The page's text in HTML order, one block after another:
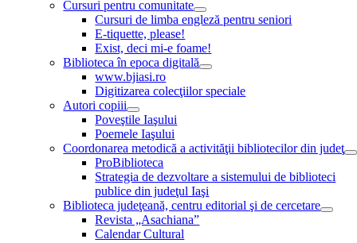
Cursuri pentru comunitate
Cursuri de limba engleză pentru seniori
E-tiquette, please!
Exist, deci mi-e foame!
Biblioteca în epoca digitală
www.bjiasi.ro
Digitizarea colecţiilor speciale
Autori copiii
Poveştile Iaşului
Poemele Iaşului
Coordonarea metodică a activităţii bibliotecilor din judeţ
ProBiblioteca
Strategia de dezvoltare a sistemului de biblioteci
publice din judeţul Iaşi
Biblioteca judeţeană, centru editorial şi de cercetare
Revista „Asachiana”
Calendar Cultural